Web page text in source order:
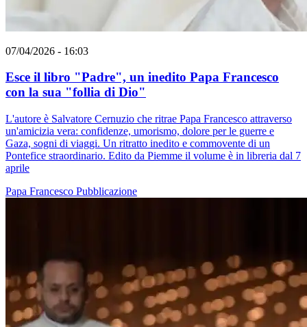
07/04/2026 - 16:03
Esce il libro "Padre", un inedito Papa Francesco
con la sua "follia di Dio"
L'autore è Salvatore Cernuzio che ritrae Papa Francesco attraverso
un'amicizia vera: confidenze, umorismo, dolore per le guerre e
Gaza, sogni di viaggi. Un ritratto inedito e commovente di un
Pontefice straordinario. Edito da Piemme il volume è in libreria dal 7
aprile
Papa Francesco Pubblicazione